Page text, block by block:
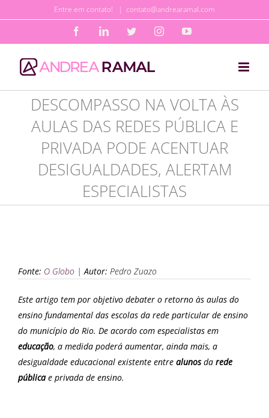
o
conteúdo
Entre em contato! | contato@andrearamal.com
FacebookLinkedInTwitterInstagramYouTube
DESCOMPASSO NA VOLTA ÀS
AULAS DAS REDES PÚBLICA E
PRIVADA PODE ACENTUAR
DESIGUALDADES, ALERTAM
ESPECIALISTAS
Fonte: O Globo |Autor: Pedro Zuazo
Este artigo tem por objetivo debater o retorno às aulas do
ensino fundamental das escolas da rede particular de ensino
do município do Rio. De acordo com especialistas em
educação, a medida poderá aumentar, ainda mais, a
desigualdade educacional existente entre alunosda rede
públicae privada de ensino.